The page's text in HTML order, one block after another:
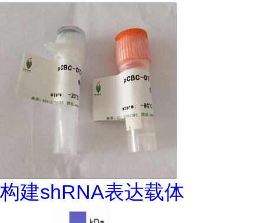
构建shRNA表达载体